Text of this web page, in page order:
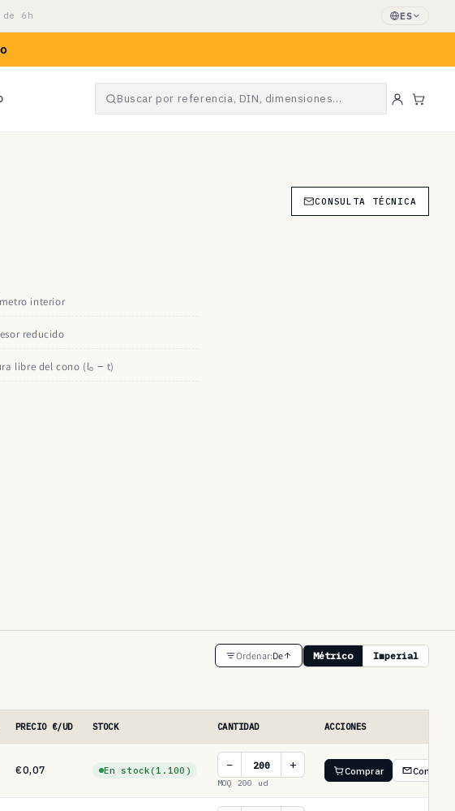
de 6h ES
Buscar por referencia, DIN, dimensiones…
CONSULTA TÉCNICA
interior
reducido
libre del cono (lₒ − t)
Ordenar:De Métrico Imperial
PRECIO €/UD STOCK CANTIDAD ACCIONES
€0,07 En stock(1.100) − +
MOQ 200 ud
Comprar